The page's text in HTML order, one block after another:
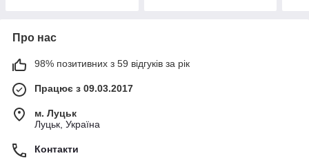
Про нас
98% позитивних з 59 відгуків за рік
Працює з 09.03.2017
м. Луцьк
Луцьк, Україна
Контакти